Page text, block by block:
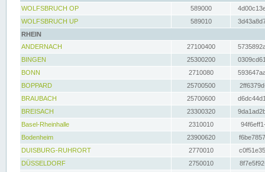
WOLFSBRUCH OP
589000
WOLFSBRUCH UP
589010
RHEIN
ANDERNACH
27100400
BINGEN
25300200
BONN
2710080
BOPPARD
25700500
BRAUBACH
25700600
BREISACH
23300320
Basel-Rheinhalle
2310010
Bodenheim
23900620
DUISBURG-RUHRORT
2770010
DÜSSELDORF
2750010